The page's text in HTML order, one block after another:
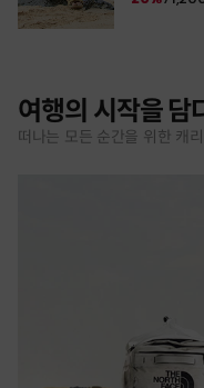
여행의 시작을 담
떠나는 모든 순간을 위한 캐